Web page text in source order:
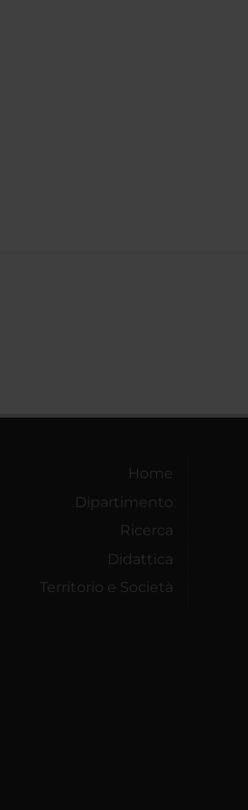
Home
Dipartimento
Ricerca
Didattica
Territorio e Società